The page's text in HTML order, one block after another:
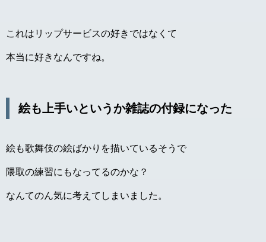
これはリップサービスの好きではなくて
本当に好きなんですね。
絵も上手いというか雑誌の付録になった
絵も歌舞伎の絵ばかりを描いているそうで
隈取の練習にもなってるのかな？
なんてのん気に考えてしまいました。